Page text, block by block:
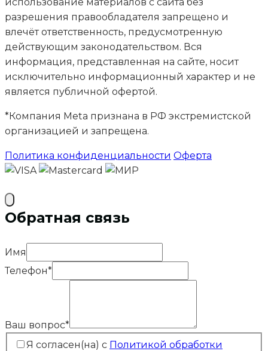
разрешения правообладателя запрещено и
влечёт ответственность, предусмотренную
действующим законодательством. Вся
информация, представленная на сайте, носит
исключительно информационный характер и не
является публичной офертой.
*Компания Meta признана в РФ экстремистской
организацией и запрещена.
Политика конфиденциальности Оферта
Обратная связь
Имя
Телефон*
Ваш вопрос*
Я согласен(на) с Политикой обработки